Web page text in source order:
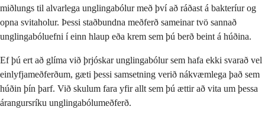
miðlungs til alvarlega unglingabólur með því að ráðast á bakteríur og
opna svitaholur. Þessi staðbundna meðferð sameinar tvö sannað
unglingabóluefni í einn hlaup eða krem sem þú berð beint á húðina.
Ef þú ert að glíma við þrjóskar unglingabólur sem hafa ekki svarað vel
einlyfjameðferðum, gæti þessi samsetning verið nákvæmlega það sem
húðin þín þarf. Við skulum fara yfir allt sem þú ættir að vita um þessa
árangursríku unglingabólumeðferð.